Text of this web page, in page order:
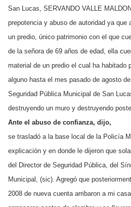
San Lucas, SERVANDO VALLE
prepotencia y abuso de autoridad ya que
un predio, único patrimonio con el que
de la señora de 69 años de edad, ella
material de un predio el cual ha habitado
alguno hasta el mes pasado de agosto
Seguridad Pública Municipal de San
destruyendo un muro y destruyendo
Ante el abuso de confianza, dijo,
se trasladó a la base local de la Policía
explicación y en donde le dijeron que
del Director de Seguridad Pública, del
Municipal, (sic). Agregó que
2008 de nueva cuenta arribaron a mi